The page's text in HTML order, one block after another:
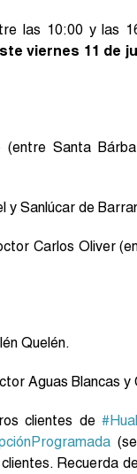
las 10:00 y las
viernes 11 de
Santa
y Sanlúcar de
Carlos Oliver
Quelén.
Aguas Blancas y
clientes de
Recuerda